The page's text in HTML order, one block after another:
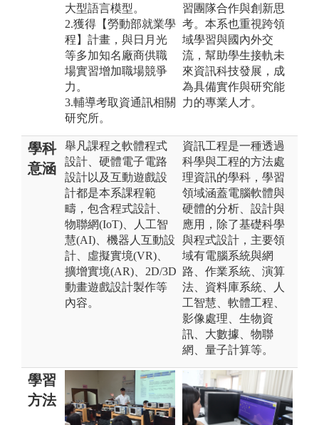
大型語言模型。
2.獲得【勞動部就業學
程】計畫，與日月光
等多加知名廠商供職
場實習增加職場競爭
力。
3.輔導考取資通訊相關
研究所。
習團隊合作與創新思
考。本系也重視跨領
域學習與國內外交
流，幫助學生接軌未
來資訊科技發展，成
為具備實作與研究能
力的專業人才。
學科
意涵
舉凡課程之軟體程式
設計、硬體電子電路
設計以及互動遊戲設
計都是本系課程範
疇，包含程式設計、
物聯網(IoT)、人工智
慧(AI)、機器人互動設
計、虛擬實境(VR)、
擴增實境(AR)、2D/3D
動畫遊戲設計製作等
內容。
資訊工程是一種透過
科學與工程的方法處
理資訊的學科，學習
領域涵蓋電腦軟體與
硬體的分析、設計與
應用，除了基礎科學
與程式設計，主要領
域有電腦系統與網
路、作業系統、演算
法、資料庫系統、人
工智慧、軟體工程、
影像處理、生物資
訊、大數據、物聯
網、量子計算等。
學習
方法